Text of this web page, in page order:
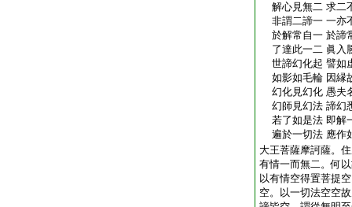
解心見無二 求二
非謂二諦一 一亦
於解常自一 於諦
了達此一二 眞入
世諦幻化起 譬如
如影如毛輪 因縁
幻化見幻化 愚夫
幻師見幻法 諦幻
若了如是法 即解
遍於一切法 應作
大王菩薩摩訶薩。
有情一而無二。何
以有情空得置菩提
空。以一切法空空